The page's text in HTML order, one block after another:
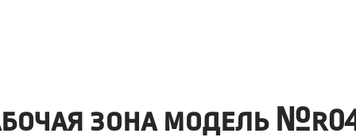
зона модель